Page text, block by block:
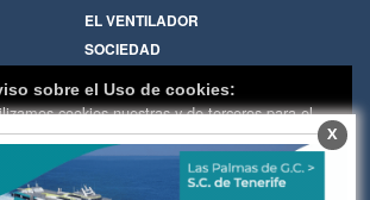
EL VENTILADOR
SOCIEDAD
RADIO
Hemeroteca
Cartas de los lectores
X
sobre el Uso de cookies:
cookies nuestras y de terceros para el
del digital. Puedes consultar la lista
cookies y como desconectarlas.Ver nuestra
de Privacidad y Cookies